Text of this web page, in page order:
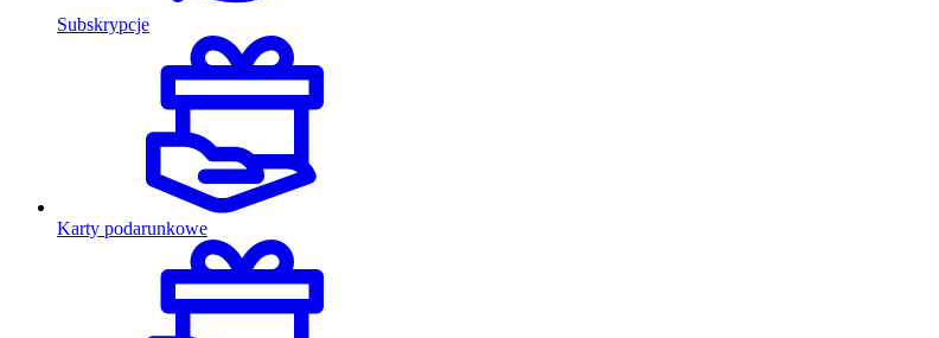
Subskrypcje
Karty podarunkowe